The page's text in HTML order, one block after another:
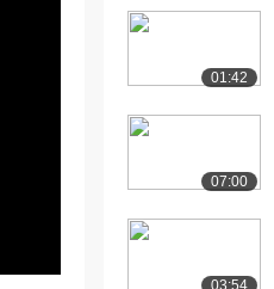
01:42
07:00
03:54